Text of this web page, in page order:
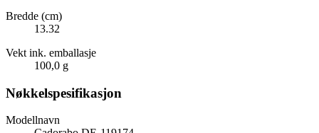
Bredde (cm)
13.32
Vekt ink. emballasje
100,0 g
Nøkkelspesifikasjon
Modellnavn